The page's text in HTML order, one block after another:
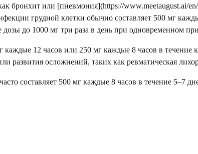
бронхит или [пневмония](https://www.meetaugust.ai/
грудной клетки обычно составляет 500 мг
до 1000 мг три раза в день при одновременном
каждые 12 часов или 250 мг каждые 8 часов в
развития осложнений, таких как ревматическая
составляет 500 мг каждые 8 часов в течение 5–7